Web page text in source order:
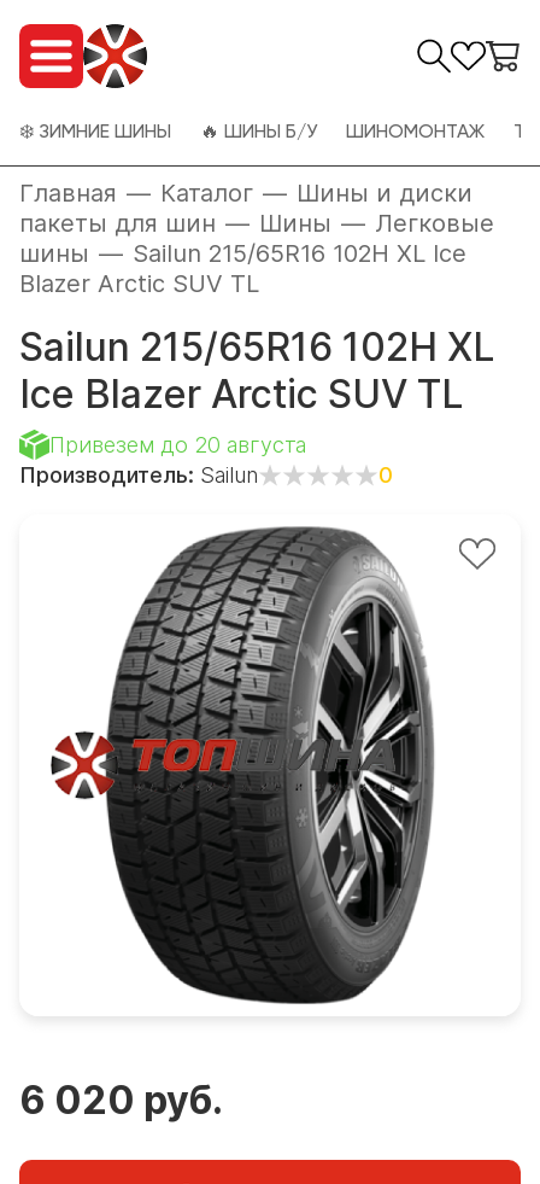
❄️ ЗИМНИЕ ШИНЫ 🔥 ШИНЫ Б/У ШИНОМОНТАЖ
Главная — Каталог — Шины и диски
пакеты для шин — Шины — Легковые
шины — Sailun 215/65R16 102H XL Ice
Blazer Arctic SUV TL
Sailun 215/65R16 102H XL
Ice Blazer Arctic SUV TL
Привезем до 20 августа
Производитель: Sailun 0
6 020 руб.